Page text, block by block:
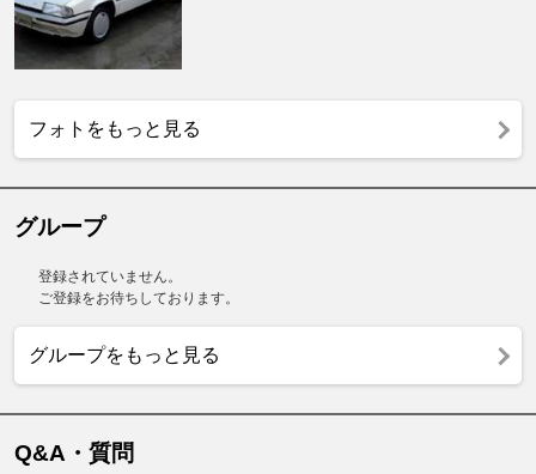
フォトをもっと見る
グループ
登録されていません。
ご登録をお待ちしております。
グループをもっと見る
Q&A・質問